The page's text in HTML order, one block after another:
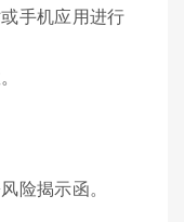
手机应用进行
险揭示函。